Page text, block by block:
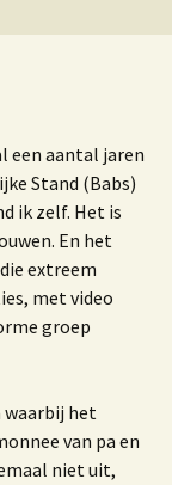
een aantal jaren
Stand (Babs)
ik zelf. Het is
En het
extreem
met video
groep
waarbij het
van pa en
niet uit,